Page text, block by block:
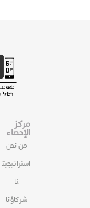
مركز
الإحصاء
من نحن
استراتيجيت
نا
شركاؤنا